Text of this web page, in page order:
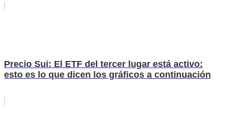
Precio Sui: El ETF del tercer lugar está activo:
esto es lo que dicen los gráficos a continuación